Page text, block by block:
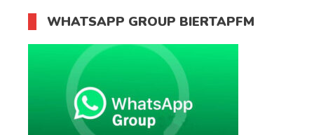
WHATSAPP GROUP BIERTAPFM